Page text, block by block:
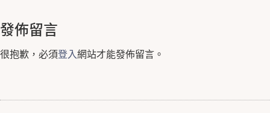
發佈留言
很抱歉，必須登入網站才能發佈留言。